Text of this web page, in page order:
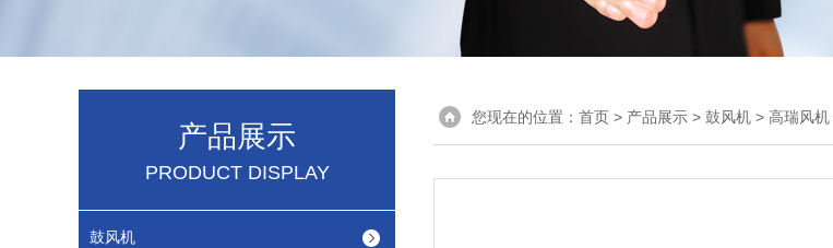
产品展示
PRODUCT DISPLAY
鼓风机
您现在的位置： 首页 > 产品展示 > 鼓风机 > 高瑞风机